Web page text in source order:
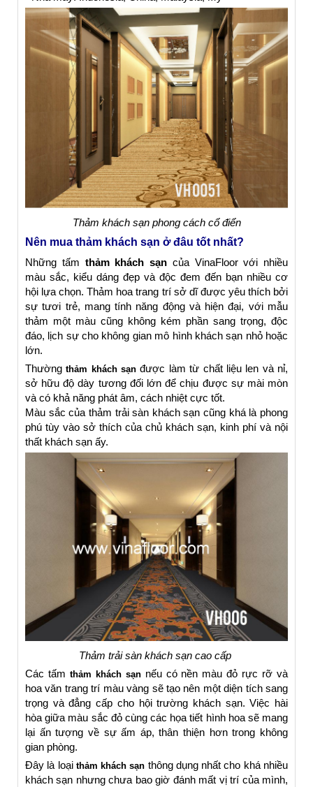
Thảm khách sạn phong cách cổ điển
Nên mua thảm khách sạn ở đâu tốt nhất?
Những tấm thảm khách sạn của VinaFloor với nhiều
màu sắc, kiểu dáng đẹp và độc đem đến bạn nhiều cơ
hội lựa chọn. Thảm hoa trang trí sở dĩ được yêu thích bởi
sự tươi trẻ, mang tính năng động và hiện đại, với mẫu
thảm một màu cũng không kém phần sang trọng, độc
đáo, lịch sự cho không gian mô hình khách sạn nhỏ hoặc
lớn.
Thườngthảm khách sạn được làm từ chất liệu len và nỉ,
sở hữu độ dày tương đối lớn để chịu được sự mài mòn
và có khả năng phát âm, cách nhiệt cực tốt.
Màu sắc của thảm trải sàn khách sạn cũng khá là phong
phú tùy vào sở thích của chủ khách sạn, kinh phí và nội
thất khách sạn ấy.
Thảm trải sàn khách sạn cao cấp
Các tấm thảm khách sạnnếu có nền màu đỏ rực rỡ và
hoa văn trang trí màu vàng sẽ tạo nên một diện tích sang
trọng và đẳng cấp cho hội trường khách sạn. Việc hài
hòa giữa màu sắc đỏ cùng các họa tiết hình hoa sẽ mang
lại ấn tượng về sự ấm áp, thân thiện hơn trong không
gian phòng.
Đây là loại thảm khách sạn thông dụng nhất cho khá nhiều
khách sạn nhưng chưa bao giờ đánh mất vị trí của mình,